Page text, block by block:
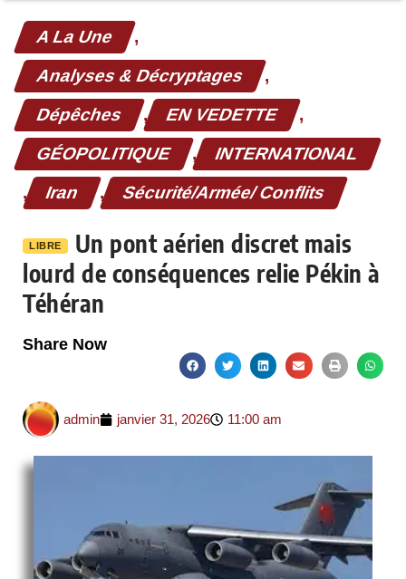
A La Une ,
Analyses & Décryptages ,
Dépêches , EN VEDETTE ,
GÉOPOLITIQUE , INTERNATIONAL
, Iran , Sécurité/Armée/ Conflits
LIBRE
Un pont aérien discret mais
lourd de conséquences relie Pékin à
Téhéran
Share Now
admin janvier 31, 2026 11:00 am